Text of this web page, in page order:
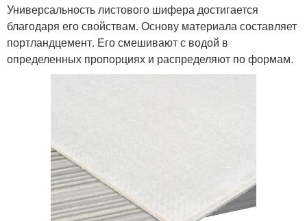
Универсальность листового шифера достигается
благодаря его свойствам. Основу материала составляет
портландцемент. Его смешивают с водой в
определенных пропорциях и распределяют по формам.